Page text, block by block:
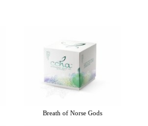
Breath of Norse Gods